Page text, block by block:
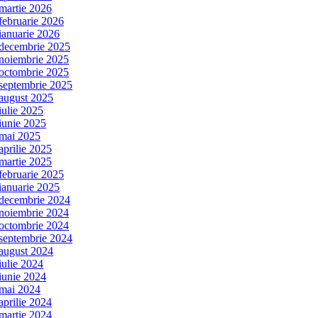
2026
2026
2026
2025
2025
2025
2025
2025
2025
2025
2025
2025
2025
2025
2025
2024
2024
2024
2024
2024
2024
2024
2024
2024
2024